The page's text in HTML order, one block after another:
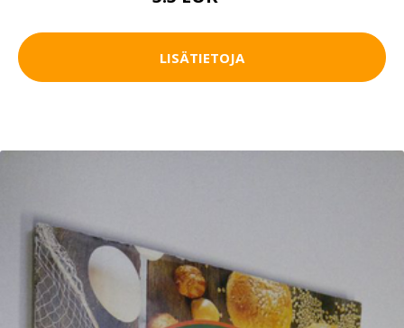
LISÄTIETOJA